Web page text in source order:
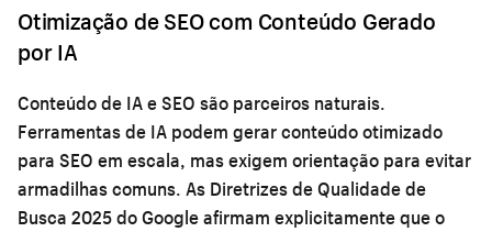
Otimização de SEO com Conteúdo Gerado
por IA
Conteúdo de IA e SEO são parceiros naturais.
Ferramentas de IA podem gerar conteúdo otimizado
para SEO em escala, mas exigem orientação para evitar
armadilhas comuns. As Diretrizes de Qualidade de
Busca 2025 do Google afirmam explicitamente que o